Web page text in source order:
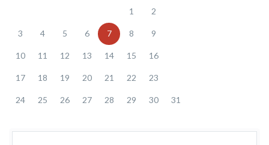
1 2
3 4 5 6 7 8 9
10 11 12 13 14 15 16
17 18 19 20 21 22 23
24 25 26 27 28 29 30 31